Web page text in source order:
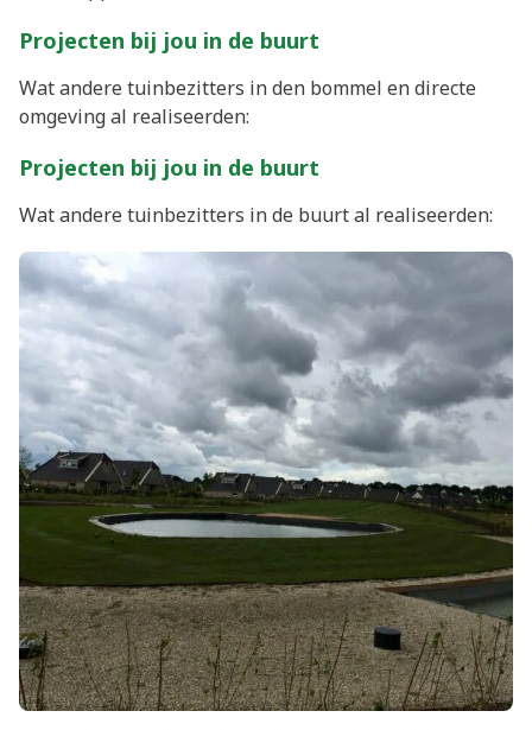
Projecten bij jou in de buurt
Wat andere tuinbezitters in den bommel en directe
omgeving al realiseerden:
Projecten bij jou in de buurt
Wat andere tuinbezitters in de buurt al realiseerden: